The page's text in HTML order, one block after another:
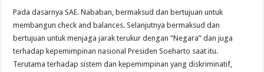
Pada dasarnya SAE. Nababan, bermaksud dan bertujuan untuk
membangun check and balances. Selanjutnya bermaksud dan
bertujuan untuk menjaga jarak terukur dengan “Negara” dan juga
terhadap kepemimpinan nasional Presiden Soeharto saat itu.
Terutama terhadap sistem dan kepemimpinan yang diskriminatif,